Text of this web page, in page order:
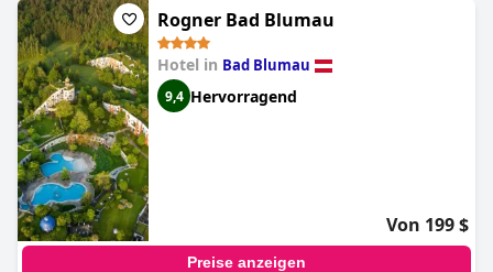
Rogner Bad Blumau
Hotel in Bad Blumau
9,4 Hervorragend
Von 199 $
Preise anzeigen